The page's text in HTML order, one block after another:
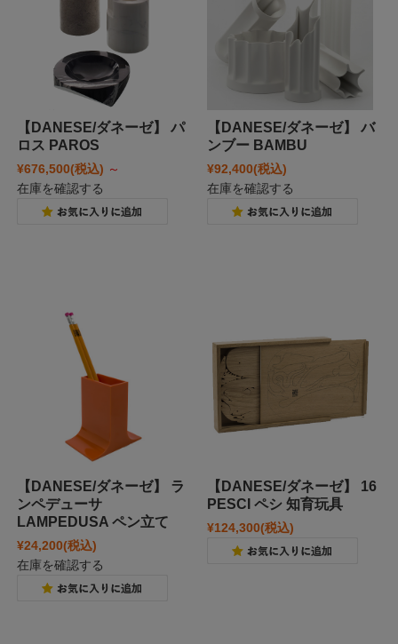
【DANESE/ダネーゼ】 パ
ロス PAROS
¥676,500(税込) ～
在庫を確認する
【DANESE/ダネーゼ】 バ
ンブー BAMBU
¥92,400(税込)
在庫を確認する
【DANESE/ダネーゼ】 ラ
ンペデューサ
LAMPEDUSA ペン立て
¥24,200(税込)
在庫を確認する
【DANESE/ダネーゼ】 16
PESCI ペシ 知育玩具
¥124,300(税込)